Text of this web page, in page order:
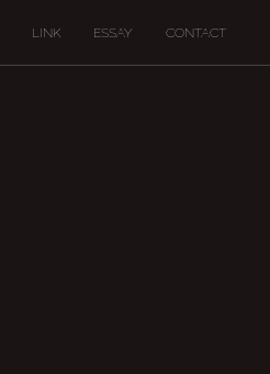
LINK ESSAY CONTACT